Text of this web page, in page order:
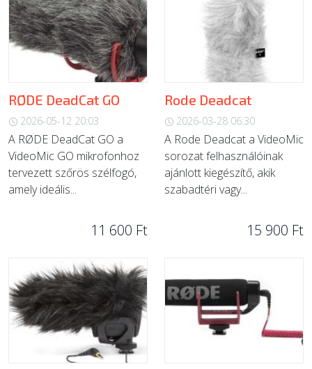
RØDE DeadCat GO
2026-05-12 20:03
A RØDE DeadCat GO a
VideoMic GO mikrofonhoz
tervezett szőrös szélfogó,
amely ideális...
11 600 Ft
Rode Deadcat
2026-03-28 06:30
A Rode Deadcat a VideoMic
sorozat felhasználóinak
ajánlott kiegészítő, akik
szabadtéri vagy...
15 900 Ft